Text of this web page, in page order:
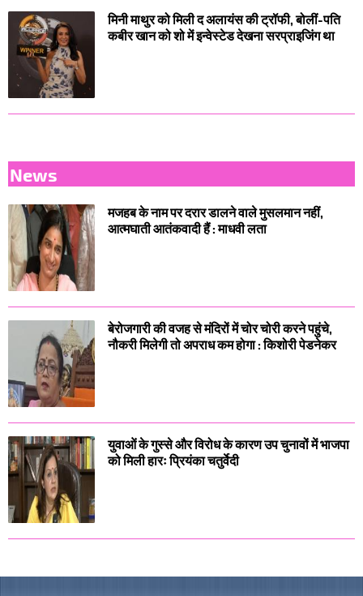
मिनी माथुर को मिली द अलायंस की ट्रॉफी, बोलीं-पति
कबीर खान को शो में इन्वेस्टेड देखना सरप्राइजिंग था
News
मजहब के नाम पर दरार डालने वाले मुसलमान नहीं,
आत्मघाती आतंकवादी हैं : माधवी लता
बेरोजगारी की वजह से मंदिरों में चोर चोरी करने पहुंचे,
नौकरी मिलेगी तो अपराध कम होगा : किशोरी पेडनेकर
युवाओं के गुस्से और विरोध के कारण उप चुनावों में भाजपा
को मिली हारः प्रियंका चतुर्वेदी